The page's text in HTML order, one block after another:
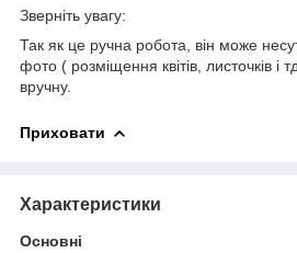
Зверніть увагу:
Так як це ручна робота, він може
фото ( розміщення квітів, листочків і
вручну.
Приховати
Характеристики
Основні